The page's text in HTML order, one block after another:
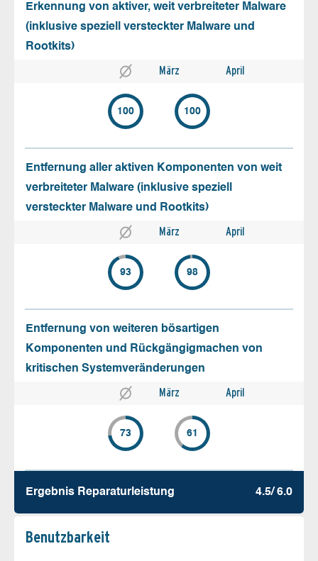
Erkennung von aktiver, weit verbreiteter Malware
(inklusive speziell versteckter Malware und
Rootkits)
März April
100 100
Entfernung aller aktiven Komponenten von weit
verbreiteter Malware (inklusive speziell
versteckter Malware und Rootkits)
März April
93 98
Entfernung von weiteren bösartigen
Komponenten und Rückgängigmachen von
kritischen Systemveränderungen
März April
73 61
Ergebnis Reparatur­leistung 4.5/ 6.0
Benutz­barkeit